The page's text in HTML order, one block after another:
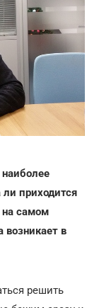
ли приходится
на самом
возникает в
решить